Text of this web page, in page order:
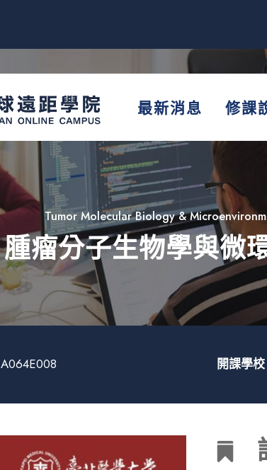
最新消息 修課
Tumor Molecular Biology &
腫瘤分子生物學與微
A064E008 開課學校